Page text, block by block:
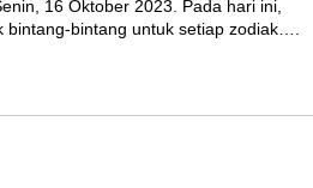
16 Oktober 2023. Pada hari ini,
bintang untuk setiap zodiak….